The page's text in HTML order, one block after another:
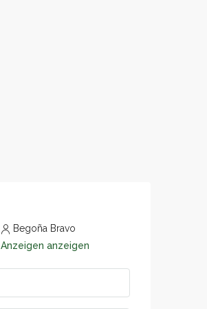
Begoña Bravo
Anzeigen anzeigen